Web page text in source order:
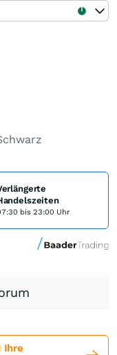
bis 23:00 Uhr
Ihre